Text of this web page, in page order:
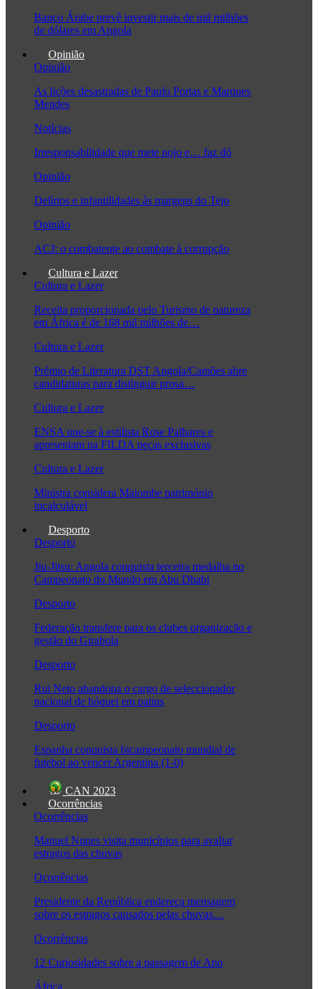
Banco Árabe prevê investir mais de mil milhões
de dólares em Angola
Opinião
Opinião
As lições desastradas de Paulo Portas e Marques
Mendes
Notícias
Irresponsabilidade que mete nojo e… faz dó
Opinião
Delírios e infantilidades às margens do Tejo
Opinião
ACJ: o combatente ao combate à corrupção
Cultura e Lazer
Cultura e Lazer
Receita proporcionada pelo Turismo de natureza
em África é de 168 mil milhões de…
Cultura e Lazer
Prémio de Literatura DST Angola/Camões abre
candidaturas para distinguir prosa…
Cultura e Lazer
ENSA une-se à estilista Rose Palhares e
apresentam na FILDA peças exclusivas
Cultura e Lazer
Ministra considera Maiombe património
incalculável
Desporto
Desporto
Jiu-Jitsu: Angola conquista terceira medalha no
Campeonato do Mundo em Abu Dhabi
Desporto
Federação transfere para os clubes organização e
gestão do Girabola
Desporto
Rui Neto abandona o cargo de seleccionador
nacional de hóquei em patins
Desporto
Espanha conquista bicampeonato mundial de
futebol ao vencer Argentina (1-0)
CAN 2023
Ocorrências
Ocorrências
Manuel Nunes visita municípios para avaliar
estragos das chuvas
Ocorrências
Presidente da República endereça mensagem
sobre os estragos causados pelas chuvas…
Ocorrências
12 Curiosidades sobre a passagem de Ano
África